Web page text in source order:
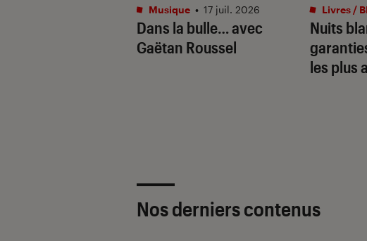
Dans la bulle… avec
Gaëtan Roussel
Musique • 17 juil. 2026
Nuits
les plus
Livres /
Nos derniers contenus